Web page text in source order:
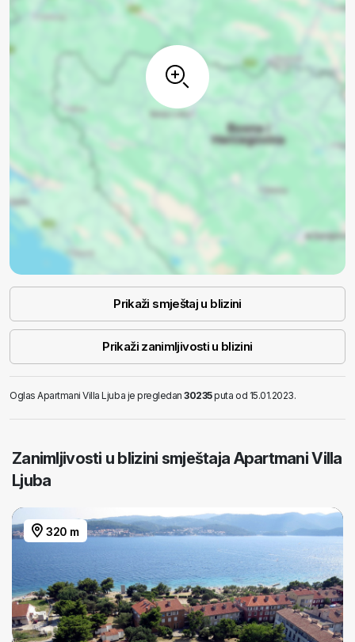
Prikaži smještaj u blizini
Prikaži zanimljivosti u blizini
Oglas Apartmani Villa Ljuba je pregledan30235puta od 15.01.2023.
Zanimljivosti u blizini smještaja Apartmani Villa
Ljuba
320 m